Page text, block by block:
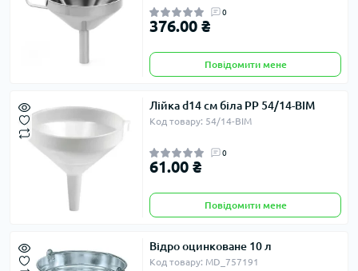
0
376.00 ₴
Повідомити мене
Лійка d14 см біла PP 54/14-BIM
Код товару: 54/14-BIM
0
61.00 ₴
Повідомити мене
Відро оцинковане 10 л
Код товару: MD_757191